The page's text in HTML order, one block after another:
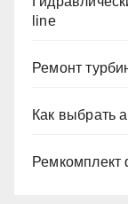
line
Ремонт
Как выбрать
Ремкомплект